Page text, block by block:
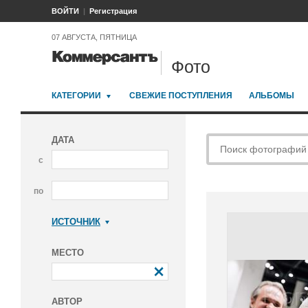
ВОЙТИ Регистрация
07 АВГУСТА, ПЯТНИЦА
Фото
КАТЕГОРИИ СВЕЖИЕ ПОСТУПЛЕНИЯ АЛЬБОМЫ
ДАТА
с
по
ИСТОЧНИК
МЕСТО
АВТОР